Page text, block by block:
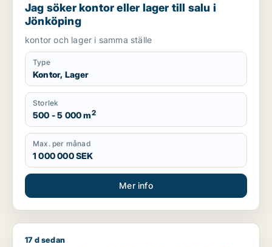
Jag söker kontor eller lager till salu i
Jönköping
kontor och lager i samma ställe
Type
Kontor, Lager
Storlek
500 - 5 000 m2
Max. per månad
1 000 000 SEK
Mer info
Jag söker lager, industrilokal, butik eller fastighetsmark till
17 d sedan